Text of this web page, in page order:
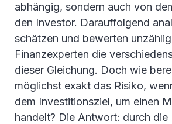
abhängig, sondern auch von
den Investor. Darauffolgend
schätzen und bewerten
Finanzexperten die
dieser Gleichung. Doch wie
möglichst exakt das Risiko,
dem Investitionsziel, um einen
handelt? Die Antwort: durch die